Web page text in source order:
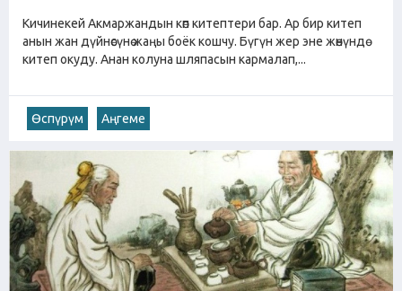
Кичинекей Акмаржандын көп китептери бар. Ар бир китеп
анын жан дүйнөсүнө жаңы боёк кошчу. Бүгүн жер эне жөнүндө
китеп окуду. Анан колуна шляпасын кармалап,...
Өспүрүм Аңгеме